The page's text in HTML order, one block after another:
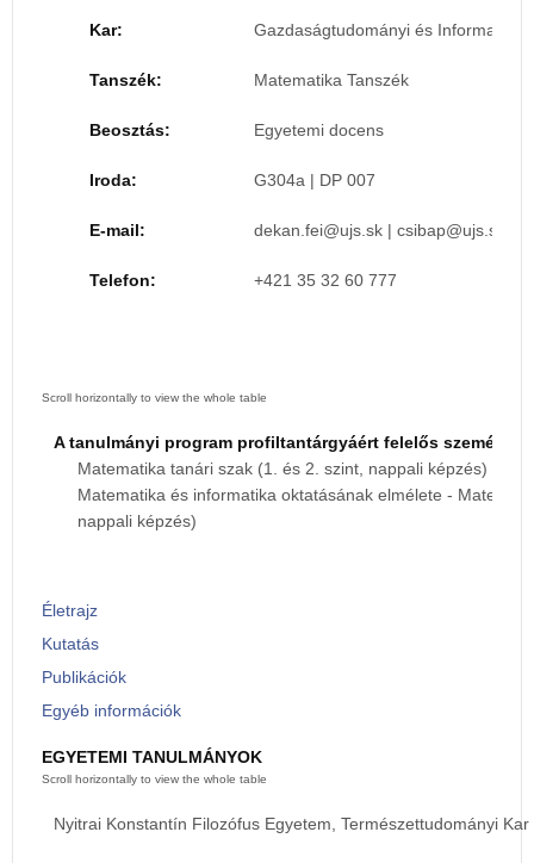
Kar: Gazdaságtudományi és Informatikai
Tanszék: Matematika Tanszék
Beosztás: Egyetemi docens
Iroda: G304a | DP 007
E-mail: |
Telefon: +421 35 32 60 777
A tanulmányi program profiltantárgyáért felelős személy:
Matematika tanári szak (1. és 2. szint, nappali képzés)
Matematika és informatika oktatásának elmélete -
nappali képzés)
Életrajz
Kutatás
Publikációk
Egyéb információk
EGYETEMI TANULMÁNYOK
Nyitrai Konstantín Filozófus Egyetem, Természettudományi Kar